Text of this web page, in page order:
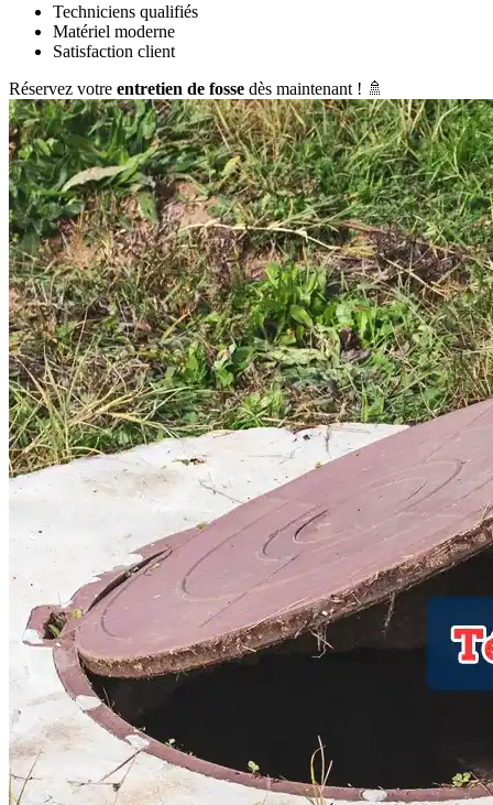
Techniciens qualifiés
Matériel moderne
Satisfaction client
Réservez votre entretien de fosse dès maintenant ! 🚿